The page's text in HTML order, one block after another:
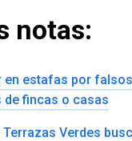
notas:
en estafas por falsos
de fincas o casas
Terrazas Verdes